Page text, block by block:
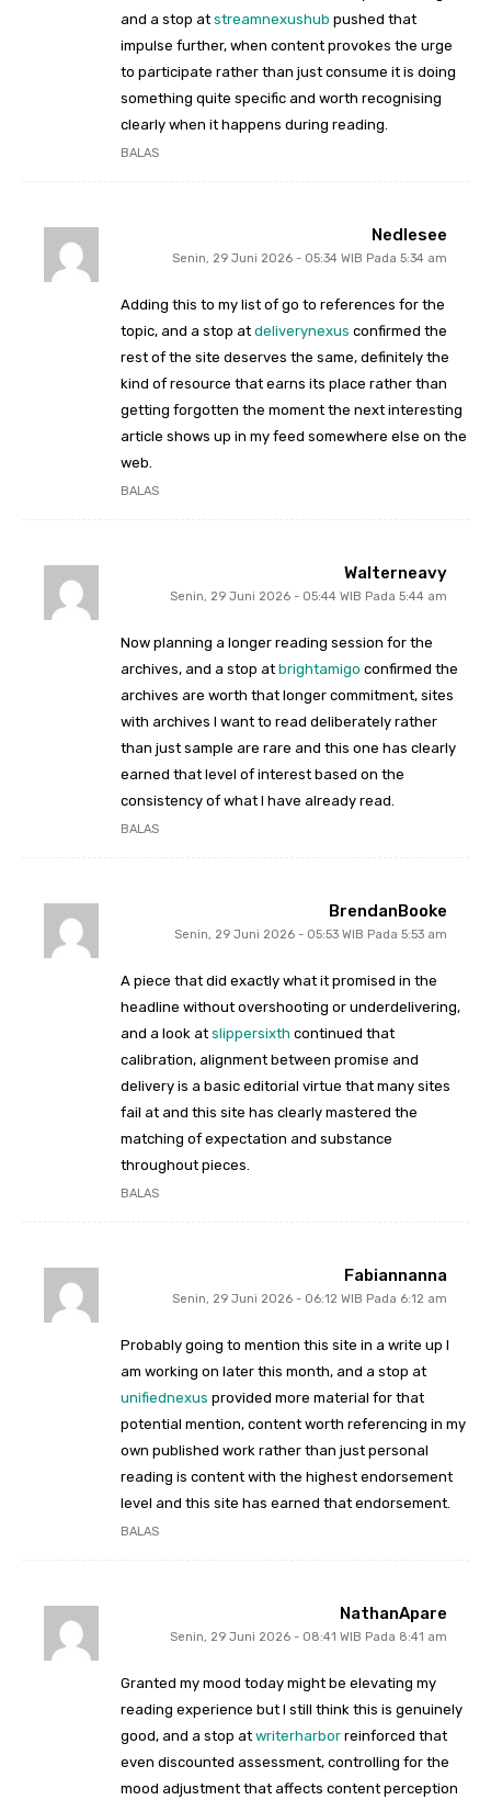
and a stop at streamnexushub pushed that
impulse further, when content provokes the urge
to participate rather than just consume it is doing
something quite specific and worth recognising
clearly when it happens during reading.
BALAS
Nedlesee
Senin, 29 Juni 2026 - 05:34 WIB Pada 5:34 am
Adding this to my list of go to references for the
topic, and a stop at deliverynexus confirmed the
rest of the site deserves the same, definitely the
kind of resource that earns its place rather than
getting forgotten the moment the next interesting
article shows up in my feed somewhere else on the
web.
BALAS
Walterneavy
Senin, 29 Juni 2026 - 05:44 WIB Pada 5:44 am
Now planning a longer reading session for the
archives, and a stop at brightamigo confirmed the
archives are worth that longer commitment, sites
with archives I want to read deliberately rather
than just sample are rare and this one has clearly
earned that level of interest based on the
consistency of what I have already read.
BALAS
BrendanBooke
Senin, 29 Juni 2026 - 05:53 WIB Pada 5:53 am
A piece that did exactly what it promised in the
headline without overshooting or underdelivering,
and a look at slippersixth continued that
calibration, alignment between promise and
delivery is a basic editorial virtue that many sites
fail at and this site has clearly mastered the
matching of expectation and substance
throughout pieces.
BALAS
Fabiannanna
Senin, 29 Juni 2026 - 06:12 WIB Pada 6:12 am
Probably going to mention this site in a write up I
am working on later this month, and a stop at
unifiednexus provided more material for that
potential mention, content worth referencing in my
own published work rather than just personal
reading is content with the highest endorsement
level and this site has earned that endorsement.
BALAS
NathanApare
Senin, 29 Juni 2026 - 08:41 WIB Pada 8:41 am
Granted my mood today might be elevating my
reading experience but I still think this is genuinely
good, and a stop at writerharbor reinforced that
even discounted assessment, controlling for the
mood adjustment that affects content perception